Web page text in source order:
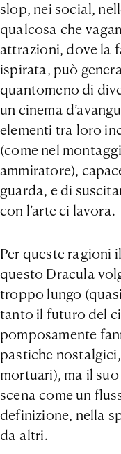
slop, nei social,
qualcosa che
attrazioni, dove la
ispirata, può
quantomeno di
un cinema
elementi tra loro
(come nel
ammiratore),
guarda, e di
con l’arte ci lavora.
Per queste ragioni
questo Dracula
troppo lungo
tanto il futuro del
pomposamente
pastiche
mortuari), ma il
scena come un
definizione, nella
da altri.